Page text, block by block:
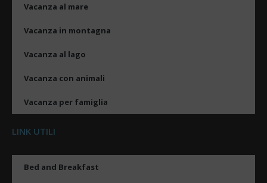
Vacanza al mare
Vacanza in montagna
Vacanza al lago
Vacanza con animali
Vacanza per famiglia
LINK UTILI
Bed and Breakfast